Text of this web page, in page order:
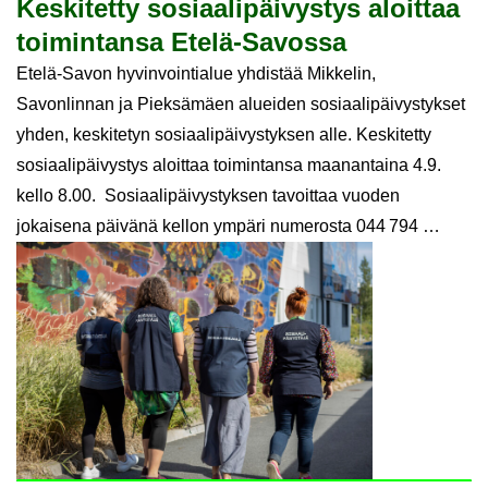
Kes­ki­tet­ty so­si­aa­li­päi­vys­tys aloit­taa
toi­min­tan­sa Etelä-​Savossa
Etelä-Savon hyvinvointialue yhdistää Mikkelin,
Savonlinnan ja Pieksämäen alueiden sosiaalipäivystykset
yhden, keskitetyn sosiaalipäivystyksen alle. Keskitetty
sosiaalipäivystys aloittaa toimintansa maanantaina 4.9.
kello 8.00. Sosiaalipäivystyksen tavoittaa vuoden
jokaisena päivänä kellon ympäri numerosta 044 794 …